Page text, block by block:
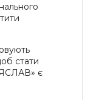
стати
є